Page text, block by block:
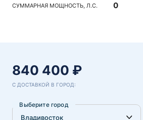
СУММАРНАЯ МОЩНОСТЬ, Л.С. 0
840 400 ₽
С ДОСТАВКОЙ В ГОРОД:
Выберите город